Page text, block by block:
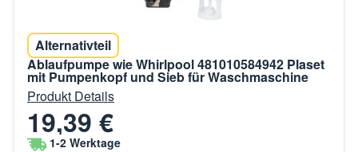
Alternativteil
Ablaufpumpe wie Whirlpool 481010584942 Plaset
mit Pumpenkopf und Sieb für Waschmaschine
Produkt Details
19,39 €
1-2 Werktage